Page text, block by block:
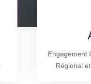
Engagement
Régional